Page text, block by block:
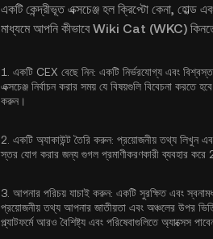
একটি কেন্দ্রীভূত এক্সচেঞ্জ হল ক্রিপ্টো কেনা, হোল্ড
মাধ্যমে আপনি কীভাবে Wiki Cat (WKC) কিনতে
1. একটি CEX বেছে নিন: একটি নির্ভরযোগ্য এবং
এক্সচেঞ্জ নির্বাচন করার সময় যে বিষয়গুলি বিবেচনা করতে
করুন।
2. একটি অ্যাকাউন্ট তৈরি করুন: প্রয়োজনীয় তথ্য লিখুন
স্তর যোগ করার জন্য গুগল প্রমাণীকরণকারী ব্যবহার করে
3. আপনার পরিচয় যাচাই করুন: একটি সুরক্ষিত এবং
প্রয়োজনীয় তথ্য আপনার জাতীয়তা এবং অঞ্চলের উপর
প্ল্যাটফর্মে আরও বৈশিষ্ট্য এবং পরিষেবাগুলিতে অ্যাক্সেস